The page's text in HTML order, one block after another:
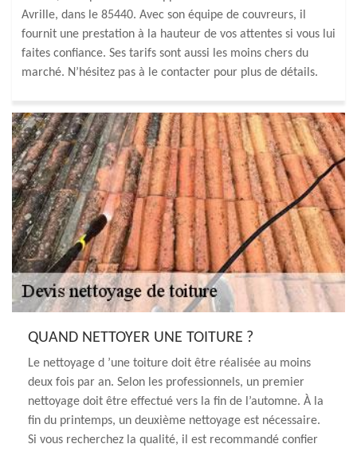
Avrille, dans le 85440. Avec son équipe de couvreurs, il
fournit une prestation à la hauteur de vos attentes si vous lui
faites confiance. Ses tarifs sont aussi les moins chers du
marché. N’hésitez pas à le contacter pour plus de détails.
QUAND NETTOYER UNE TOITURE ?
Le nettoyage d ’une toiture doit être réalisée au moins
deux fois par an. Selon les professionnels, un premier
nettoyage doit être effectué vers la fin de l’automne. À la
fin du printemps, un deuxième nettoyage est nécessaire.
Si vous recherchez la qualité, il est recommandé confier